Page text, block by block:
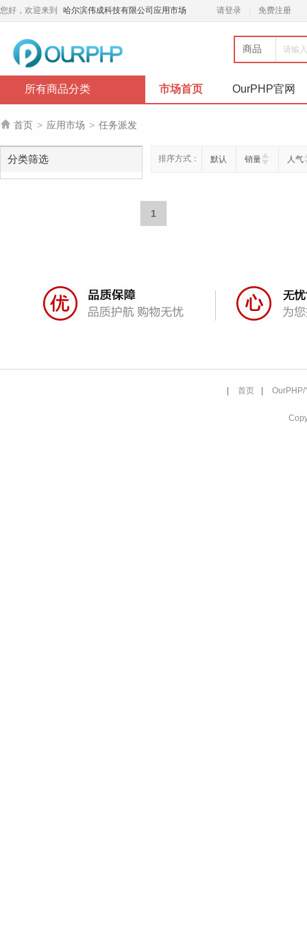
您好，欢迎来到 哈尔滨伟成科技有限公司应用市场 请登录 免费注册
商品
所有商品分类 市场首页 OurPHP官网
 首页 > 应用市场 > 任务派发
分类筛选 排序方式： 默认 销量 人气
1
首页